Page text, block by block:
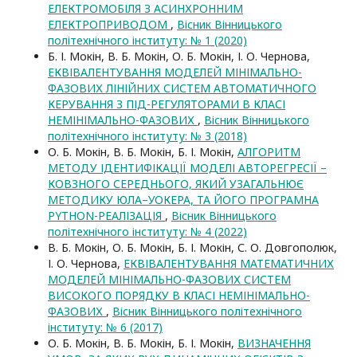
ЕЛЕКТРОМОБІЛЯ З АСИНХРОННИМ
ЕЛЕКТРОПРИВОДОМ , Вісник Вінницького
політехнічного інституту: № 1 (2020)
Б. І. Мокін, В. Б. Мокін, О. Б. Мокін, І. О. Чернова,
ЕКВІВАЛЕНТУВАННЯ МОДЕЛЕЙ МІНІМАЛЬНО-
ФАЗОВИХ ЛІНІЙНИХ СИСТЕМ АВТОМАТИЧНОГО
КЕРУВАННЯ З ПІД-РЕГУЛЯТОРАМИ В КЛАСІ
НЕМІНІМАЛЬНО-ФАЗОВИХ , Вісник Вінницького
політехнічного інституту: № 3 (2018)
О. Б. Мокін, В. Б. Мокін, Б. І. Мокін, АЛГОРИТМ
МЕТОДУ ІДЕНТИФІКАЦІЇ МОДЕЛІ АВТОРЕГРЕСІЇ –
КОВЗНОГО СЕРЕДНЬОГО, ЯКИЙ УЗАГАЛЬНЮЄ
МЕТОДИКУ ЮЛА–УОКЕРА, ТА ЙОГО ПРОГРАМНА
PYTHON-РЕАЛІЗАЦІЯ , Вісник Вінницького
політехнічного інституту: № 4 (2022)
В. Б. Мокін, О. Б. Мокін, Б. І. Мокін, С. О. Довгополюк,
І. О. Чернова, ЕКВІВАЛЕНТУВАННЯ МАТЕМАТИЧНИХ
МОДЕЛЕЙ МІНІМАЛЬНО-ФАЗОВИХ СИСТЕМ
ВИСОКОГО ПОРЯДКУ В КЛАСІ НЕМІНІМАЛЬНО-
ФАЗОВИХ , Вісник Вінницького політехнічного
інституту: № 6 (2017)
О. Б. Мокін, В. Б. Мокін, Б. І. Мокін, ВИЗНАЧЕННЯ